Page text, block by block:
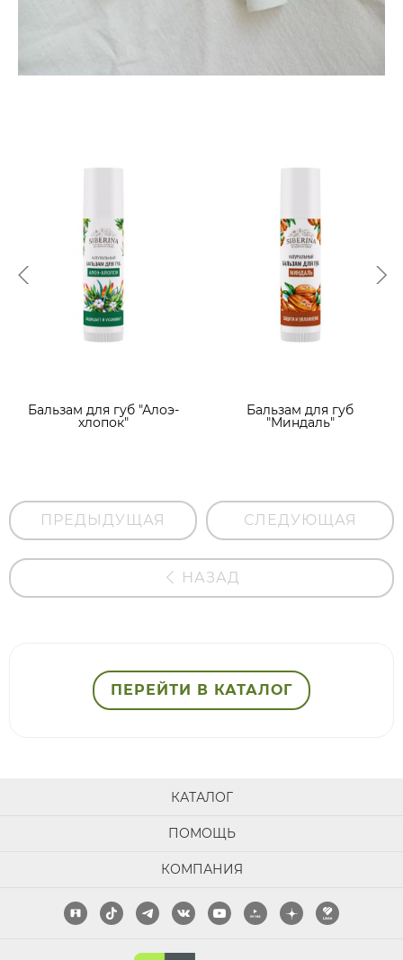
Бальзам для губ "Алоэ-
хлопок"
Бальзам для губ
"Миндаль"
ПРЕДЫДУЩАЯ СЛЕДУЮЩАЯ
НАЗАД
ПЕРЕЙТИ В КАТАЛОГ
КАТАЛОГ
ПОМОЩЬ
КОМПАНИЯ